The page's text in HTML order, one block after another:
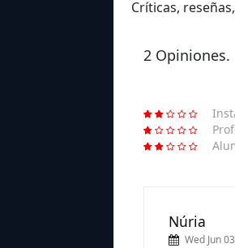
Críticas,
2 Opiniones.
Núria
Wed Jun